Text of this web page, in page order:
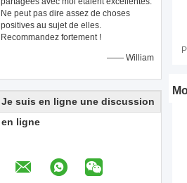
Ne peut pas dire assez de choses
positives au sujet de elles.
Recommandez fortement !
—— William
Je suis en ligne une discussion
en ligne